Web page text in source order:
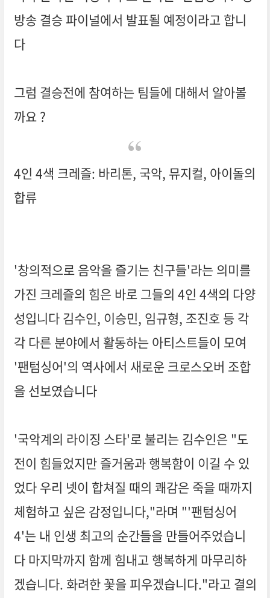
방송 결승 파이널에서 발표될 예정이라고 합니
다
그럼 결승전에 참여하는 팀들에 대해서 알아볼
까요 ?
4인 4색 크레즐: 바리톤, 국악, 뮤지컬, 아이돌의
합류
'창의적으로 음악을 즐기는 친구들'라는 의미를
가진 크레즐의 힘은 바로 그들의 4인 4색의 다양
성입니다 김수인, 이승민, 임규형, 조진호 등 각
각 다른 분야에서 활동하는 아티스트들이 모여
'팬텀싱어'의 역사에서 새로운 크로스오버 조합
을 선보였습니다
'국악계의 라이징 스타'로 불리는 김수인은 "도
전이 힘들었지만 즐거움과 행복함이 이길 수 있
었다 우리 넷이 합쳐질 때의 쾌감은 죽을 때까지
체험하고 싶은 감정입니다,"라며 "'팬텀싱어
4'는 내 인생 최고의 순간들을 만들어주었습니
다 마지막까지 함께 힘내고 행복하게 마무리하
겠습니다. 화려한 꽃을 피우겠습니다."라고 결의